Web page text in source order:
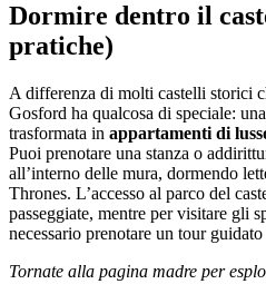
Dormire dentro il
pratiche)
A differenza di molti castelli storici
Gosford ha qualcosa di speciale:
trasformata in appartamenti di
Puoi prenotare una stanza o
all’interno delle mura, dormendo
Thrones. L’accesso al parco del
passeggiate, mentre per visitare gli
necessario prenotare un tour
Tornate alla pagina madre per